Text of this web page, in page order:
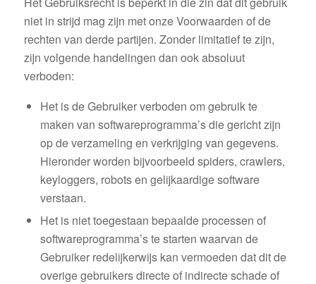
niet in strijd mag zijn met onze Voorwaarden of de
rechten van derde partijen. Zonder limitatief te zijn,
zijn volgende handelingen dan ook absoluut
verboden:
Het is de Gebruiker verboden om gebruik te
maken van softwareprogramma’s die gericht zijn
op de verzameling en verkrijging van gegevens.
Hieronder worden bijvoorbeeld spiders, crawlers,
keyloggers, robots en gelijkaardige software
verstaan.
Het is niet toegestaan bepaalde processen of
softwareprogramma’s te starten waarvan de
Gebruiker redelijkerwijs kan vermoeden dat dit de
overige gebruikers directe of indirecte schade of